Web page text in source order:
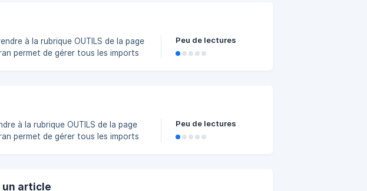
à la rubrique OUTILS de la page
Peu de lectures
à la rubrique OUTILS de la page
Peu de lectures
un article